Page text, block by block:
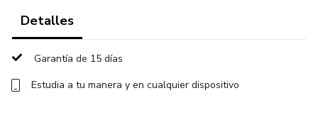
¡Te veo dentro!
Detalles
Garantía de 15 días
Estudia a tu manera y en cualquier dispositivo